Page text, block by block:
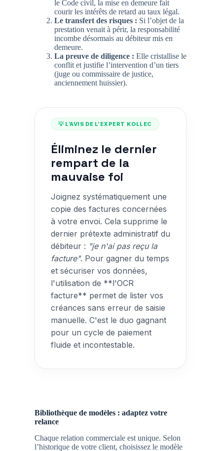
le Code civil, la mise en demeure fait
courir les intérêts de retard au taux légal.
Le transfert des risques : Si l’objet de la
prestation venait à périr, la responsabilité
incombe désormais au débiteur mis en
demeure.
La preuve de diligence : Elle cristallise le
conflit et justifie l’intervention d’un tiers
(juge ou commissaire de justice,
anciennement huissier).
💡 L’AVIS DE L’EXPERT KOLLEC
Éliminez le dernier
rempart de la
mauvaise foi
Joignez systématiquement une
copie des factures concernées
à votre envoi. Cela supprime le
dernier prétexte administratif du
débiteur : "je n'ai pas reçu la
facture". Pour gagner du temps
et sécuriser vos données,
l'utilisation de **l'OCR
facture** permet de lister vos
créances sans erreur de saisie
manuelle. C'est le duo gagnant
pour un cycle de paiement
fluide et incontestable.
Bibliothèque de modèles : adaptez votre
relance
Chaque relation commerciale est unique. Selon
l’historique de votre client, choisissez le modèle